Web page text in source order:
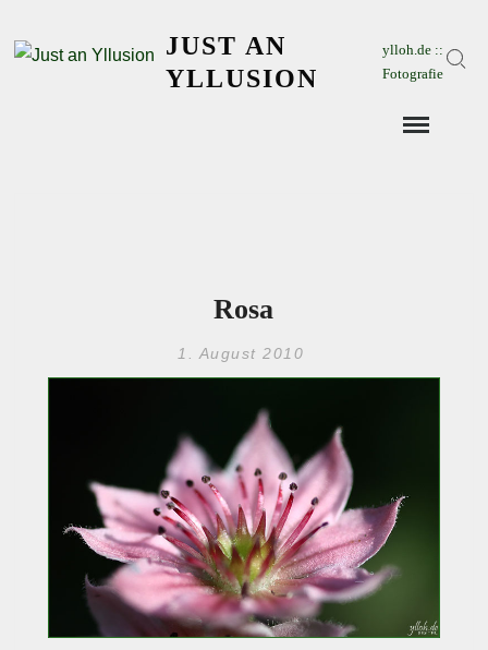
JUST AN
YLLUSION
ylloh.de ::
Fotografie
Rosa
1. August 2010